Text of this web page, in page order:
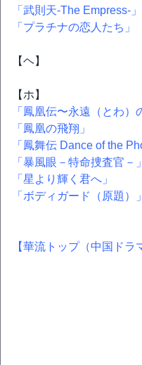
「武則天-The Empress-」
「プラチナの恋人たち」
【ヘ】
【ホ】
「鳳凰伝〜永遠（とわ）
「鳳凰の飛翔」
「鳳舞伝 Dance of the
「暴風眼－特命捜査官－」
「星より輝く君へ」
「ボディガード（原題）」
【華流トップ（中国ドラ